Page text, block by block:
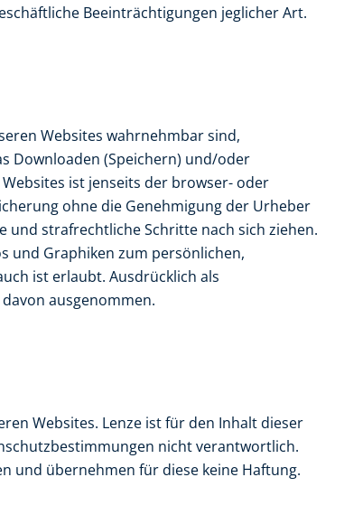
Beeinträchtigungen jeglicher Art.
Websites wahrnehmbar sind,
Downloaden (Speichern) und/oder
ist jenseits der browser- oder
ohne die Genehmigung der Urheber
und strafrechtliche Schritte nach sich ziehen.
und Graphiken zum persönlichen,
ist erlaubt. Ausdrücklich als
ausgenommen.
Websites. Lenze ist für den Inhalt dieser
nicht verantwortlich.
und übernehmen für diese keine Haftung.